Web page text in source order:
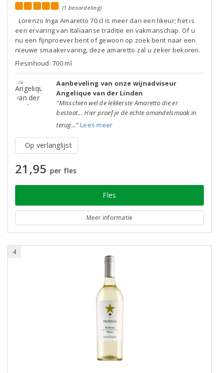
(1 beoordeling)
Lorenzo Inga Amaretto 70 cl is meer dan een likeur; het is
een ervaring van Italiaanse traditie en vakmanschap. Of u
nu een fijnproever bent of gewoon op zoek bent naar een
nieuwe smaakervaring, deze amaretto zal u zeker bekoren.
Flesinhoud: 700 ml
Aanbeveling van onze wijnadviseur
Angelique van der Linden
"Misschien wel de lekkerste Amaretto die er
bestaat... Hier proef je de echte amandelsmaak in
terug..." Lees meer
Op verlanglijst
21,95 per fles
Fles
Meer informatie
4